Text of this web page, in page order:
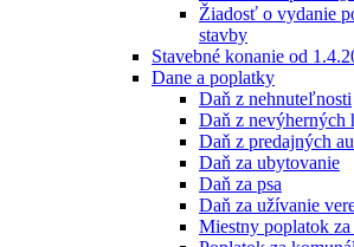
Žiadosť o vydanie
stavby
Stavebné konanie od
Dane a poplatky
Daň z nehnuteľnosti
Daň z nevýherných
Daň z predajných
Daň za ubytovanie
Daň za psa
Daň za užívanie
Miestny poplatok